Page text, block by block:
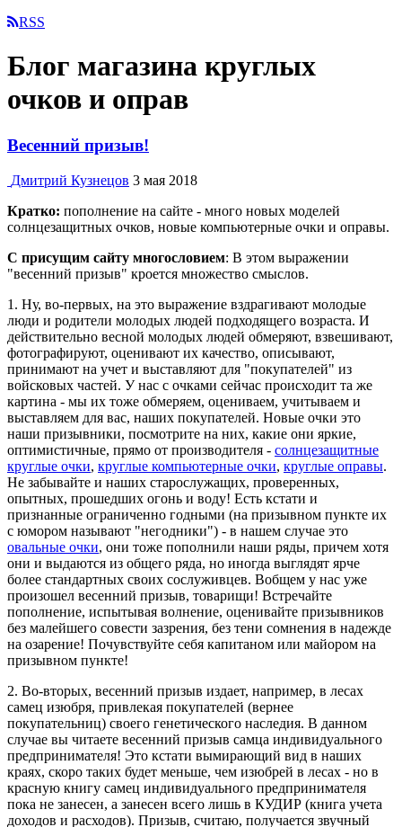
RSS
Блог магазина круглых
очков и оправ
Весенний призыв!
Дмитрий Кузнецов 3 мая 2018
Кратко: пополнение на сайте - много новых моделей
солнцезащитных очков, новые компьютерные очки и оправы.
С присущим сайту многословием: В этом выражении
"весенний призыв" кроется множество смыслов.
1. Ну, во-первых, на это выражение вздрагивают молодые
люди и родители молодых людей подходящего возраста. И
действительно весной молодых людей обмеряют, взвешивают,
фотографируют, оценивают их качество, описывают,
принимают на учет и выставляют для "покупателей" из
войсковых частей. У нас с очками сейчас происходит та же
картина - мы их тоже обмеряем, оцениваем, учитываем и
выставляем для вас, наших покупателей. Новые очки это
наши призывники, посмотрите на них, какие они яркие,
оптимистичные, прямо от производителя - солнцезащитные
круглые очки, круглые компьютерные очки, круглые оправы.
Не забывайте и наших старослужащих, проверенных,
опытных, прошедших огонь и воду! Есть кстати и
признанные ограниченно годными (на призывном пункте их
с юмором называют "негодники") - в нашем случае это
овальные очки, они тоже пополнили наши ряды, причем хотя
они и выдаются из общего ряда, но иногда выглядят ярче
более стандартных своих сослуживцев. Вобщем у нас уже
произошел весенний призыв, товарищи! Встречайте
пополнение, испытывая волнение, оценивайте призывников
без малейшего совести зазрения, без тени сомнения в надежде
на озарение! Почувствуйте себя капитаном или майором на
призывном пункте!
2. Во-вторых, весенний призыв издает, например, в лесах
самец изюбря, привлекая покупателей (вернее
покупательниц) своего генетического наследия. В данном
случае вы читаете весенний призыв самца индивидуального
предпринимателя! Это кстати вымирающий вид в наших
краях, скоро таких будет меньше, чем изюбрей в лесах - но в
красную книгу самец индивидуального предпринимателя
пока не занесен, а занесен всего лишь в КУДИР (книга учета
доходов и расходов). Призыв, считаю, получается звучный